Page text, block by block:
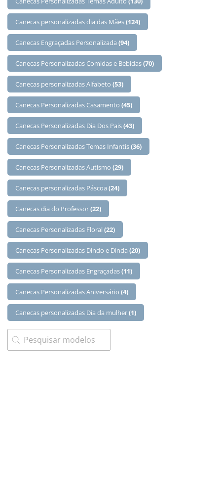
Canecas personalizadas dia das Mães(124)
Canecas Engraçadas Personalizada (94)
Canecas Personalizadas Comidas e Bebidas(70)
Canecas personalizadas Alfabeto (53)
Canecas Personalizadas Casamento (45)
Canecas Personalizadas Dia Dos Pais(43)
Canecas Personalizadas Temas Infantis(36)
Canecas Personalizadas Autismo (29)
Canecas personalizadas Páscoa (24)
Canecas dia do Professor(22)
Canecas Personalizadas Floral (22)
Canecas Personalizadas Dindo e Dinda (20)
Canecas Personalizadas Engraçadas(11)
Canecas Personalizadas Aniversário (4)
Canecas personalizadas Dia da mulher(1)
SEARCH
Search content